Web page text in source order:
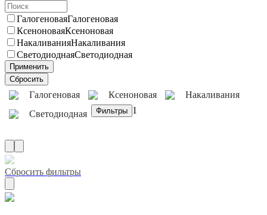
ГалогеноваяГалогеновая
КсеноноваяКсеноновая
НакаливанияНакаливания
СветодиоднаяСветодиодная
Галогеновая Ксеноновая
Накаливания
Светодиодная
1
Сбросить фильтры